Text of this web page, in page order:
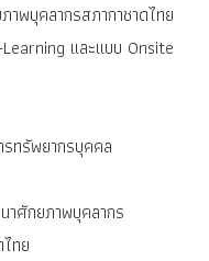
พบุคลากรสภากาชาดไทย
และแบบ Onsite
ทรัพยากรบุคคล
ศักยภาพบุคลากร
ทย